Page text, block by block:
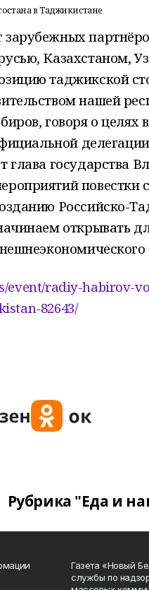
в Таджикистане
Казахстаном,
таджикской
нашей
говоря о целях
глава государства
повестки
Российско-
открывать
event/radiy-habirov-
82643/
Рубрика "Еда и
Газета «Новый
службы по